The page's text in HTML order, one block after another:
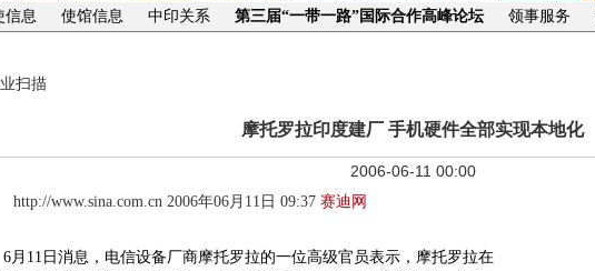
信息 使馆信息 中印关系 第三届“一带一路”国际合作高峰论坛 领事服务
扫描
摩托罗拉印度建厂 手机硬件全部实现本地化
2006-06-11 00:00
http://www.sina.com.cn 2006年06月11日 09:37 赛迪网
6月11日消息，电信设备厂商摩托罗拉的一位高级官员表示，摩托罗拉在